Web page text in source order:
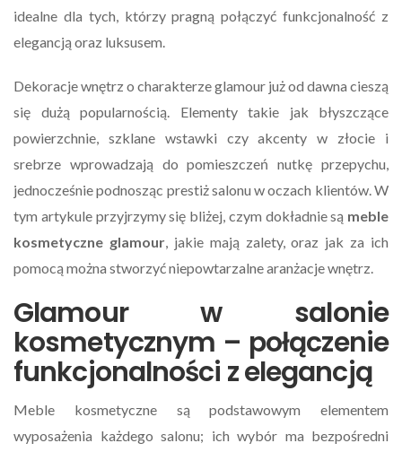
idealne dla tych, którzy pragną połączyć funkcjonalność z
elegancją oraz luksusem.
Dekoracje wnętrz o charakterze glamour już od dawna cieszą
się dużą popularnością. Elementy takie jak błyszczące
powierzchnie, szklane wstawki czy akcenty w złocie i
srebrze wprowadzają do pomieszczeń nutkę przepychu,
jednocześnie podnosząc prestiż salonu w oczach klientów. W
tym artykule przyjrzymy się bliżej, czym dokładnie są meble
kosmetyczne glamour, jakie mają zalety, oraz jak za ich
pomocą można stworzyć niepowtarzalne aranżacje wnętrz.
Glamour w salonie
kosmetycznym – połączenie
funkcjonalności z elegancją
Meble kosmetyczne są podstawowym elementem
wyposażenia każdego salonu; ich wybór ma bezpośredni